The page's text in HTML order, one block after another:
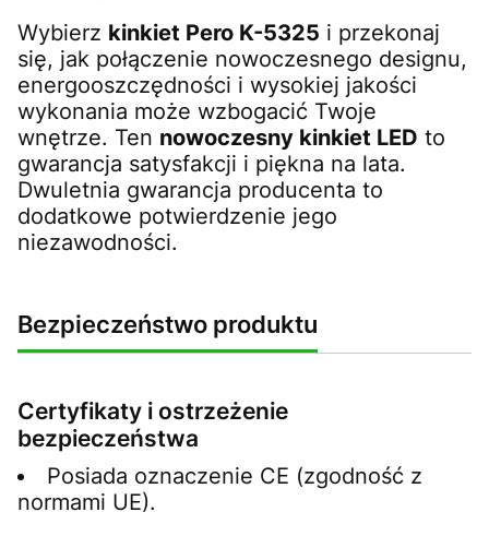
Wybierz kinkiet Pero K-5325 i przekonaj
się, jak połączenie nowoczesnego designu,
energooszczędności i wysokiej jakości
wykonania może wzbogacić Twoje
wnętrze. Ten nowoczesny kinkiet LED to
gwarancja satysfakcji i piękna na lata.
Dwuletnia gwarancja producenta to
dodatkowe potwierdzenie jego
niezawodności.
Bezpieczeństwo produktu
Certyfikaty i ostrzeżenie
bezpieczeństwa
Posiada oznaczenie CE (zgodność z
normami UE).